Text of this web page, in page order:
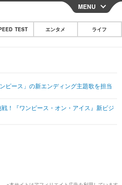
CLOSE
その他
MENU
TEST エンタメ ライフ
ピース」の新エンディング主題歌を担当
！『ワンピース・オン・アイス』新ビジ